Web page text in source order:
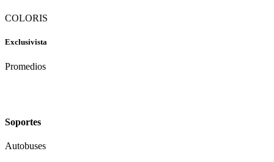
COLORIS
Exclusivista
Promedios
Soportes
Autobuses